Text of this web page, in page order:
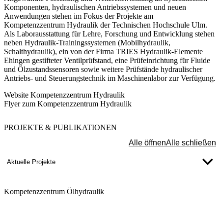
Komponenten, hydraulischen Antriebssystemen und neuen
Anwendungen stehen im Fokus der Projekte am
Kompetenzzentrum Hydraulik der Technischen Hochschule Ulm.
Als Laborausstattung für Lehre, Forschung und Entwicklung stehen
neben Hydraulik-Trainingssystemen (Mobilhydraulik,
Schalthydraulik), ein von der Firma TRIES Hydraulik-Elemente
Ehingen gestifteter Ventilprüfstand, eine Prüfeinrichtung für Fluide
und Ölzustandssensoren sowie weitere Prüfstände hydraulischer
Antriebs- und Steuerungstechnik im Maschinenlabor zur Verfügung.
Website Kompetenzzentrum Hydraulik
Flyer zum Kompetenzzentrum Hydraulik
PROJEKTE & PUBLIKATIONEN
Alle öffnenAlle schließen
Aktuelle Projekte
Kompetenzzentrum Ölhydraulik